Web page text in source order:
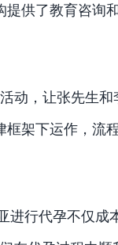
供了教育咨询
动，让张先生
架下运作，流
进行代孕不仅